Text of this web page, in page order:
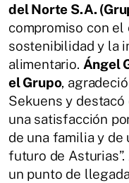
del Norte S.A.
compromiso con el
sostenibilidad y la
alimentario. Ángel
el Grupo,
Sekuens y
una satisfacción
de una familia y de
futuro de
un punto de